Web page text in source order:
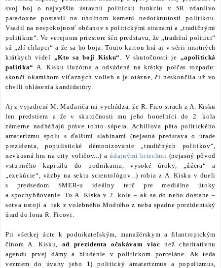
svoj boj o najvyššiu ústavnú politickú funkciu v SR zdanlivo
paradoxne postavil na uholnom kameni nedotknutosti politikou.
Vsadil na nespokojnosť občanov s politickými stranami a „tradičnými
politikmi“. Vo verejnom priestore šíri predstavu, že „tradiční politici“
sú „zlí chlapci“ a že sa ho boja. Touto kartou hrá aj v sérii insitných
krátkych videí „Kto sa bojí Kisku“ . V skutočnosti je „apolitická
politika“ A. Kisku iluzórna a odsúdená na krátky polčas rozpadu:
skončí okamihom víťazných volieb a je otázne, či neskončila už vo
chvíli ohlásenia kandidatúry.
Aj z vyjadrení M. Maďariča mi vychádza, že R. Fico strach z A. Kisku
len predstiera a že v skutočnosti mu jeho honelníci do 2. kola
zámerne nadháňajú práve tohto súpera. Achillova päta politického
amaterizmu spolu sďalšímislabinami
(nejasná predstava o úrade
prezidenta, populistické démonizovanie „tradičných politikov“,
nevkusná hra na city voličov...) aúdajnými hriechmi (nejasný pôvod
vstupného kapitálu do podnikania, vysoké úroky, „úžera“ a
„exekúcie“, väzby na sektu scientológov...) robia z A. Kisku v dueli
s predsedom SMER-u ideálny terč pre mediálne útoky
a spochybňovanie. To A. Kiska v 2. kole – ak sa do neho dostane –
sotva ustojí a tak z volebného Modrého z neba spadne prezidentský
úrad do lona R. Ficovi.
Pri všetkej úcte k podnikateľským, manažérskym a filantropickým
činom A. Kisku, od prezidenta očakávam viac než charitatívnu
agendu prvej dámy a blúdenie v politickom porceláne. Ak teda
vezmem do úvahy jeho 1) politický amaterizmus a populizmus,